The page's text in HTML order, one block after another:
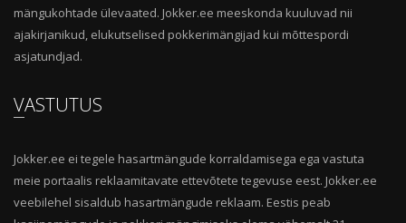
mängukohtade ülevaated. Jokker.ee meeskonda kuuluvad nii
ajakirjanikud, elukutselised pokkerimängijad kui mõttespordi
asjatundjad.
VASTUTUS
Jokker.ee ei tegele hasartmängude korraldamisega ega vastuta
meie portaalis reklaamitavate ettevõtete tegevuse eest. Jokker.ee
veebilehel sisaldub hasartmängude reklaam. Eestis peab